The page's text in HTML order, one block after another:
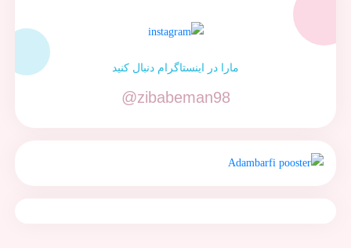
مارا در اینستاگرام دنبال کنید
@zibabeman98